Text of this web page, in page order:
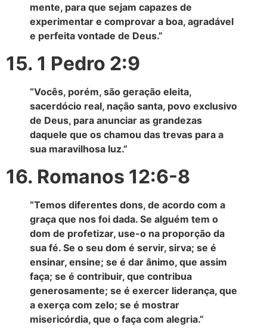
mente, para que sejam capazes de
experimentar e comprovar a boa, agradável
e perfeita vontade de Deus.”
15. 1 Pedro 2:9
“Vocês, porém, são geração eleita,
sacerdócio real, nação santa, povo exclusivo
de Deus, para anunciar as grandezas
daquele que os chamou das trevas para a
sua maravilhosa luz.”
16. Romanos 12:6-8
“Temos diferentes dons, de acordo com a
graça que nos foi dada. Se alguém tem o
dom de profetizar, use-o na proporção da
sua fé. Se o seu dom é servir, sirva; se é
ensinar, ensine; se é dar ânimo, que assim
faça; se é contribuir, que contribua
generosamente; se é exercer liderança, que
a exerça com zelo; se é mostrar
misericórdia, que o faça com alegria.”